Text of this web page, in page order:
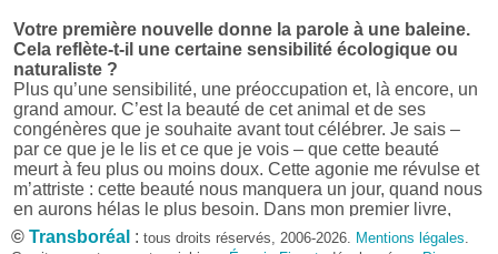
Votre première nouvelle donne la parole à une baleine.
Cela reflète-t-il une certaine sensibilité écologique ou
naturaliste ?
Plus qu’une sensibilité, une préoccupation et, là encore, un
grand amour. C’est la beauté de cet animal et de ses
congénères que je souhaite avant tout célébrer. Je sais –
par ce que je le lis et ce que je vois – que cette beauté
meurt à feu plus ou moins doux. Cette agonie me révulse et
m’attriste : cette beauté nous manquera un jour, quand nous
en aurons hélas le plus besoin. Dans mon premier livre,
j’avais pris goût à me mettre dans la peau d’une bête. Outre
l’intérêt de l’exercice littéraire, il me semble que cela peut
© Transboréal : tous droits réservés, 2006-2026. Mentions légales